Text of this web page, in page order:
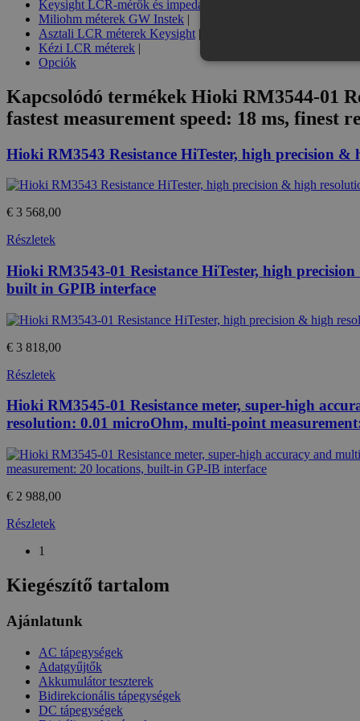
Keysight LCR-mérők és impedanciaanalízis megoldások
Miliohm méterek GW Instek |
Asztali LCR méterek Keysight |
Kézi LCR méterek |
Opciók
Kapcsolódó termékek Hioki RM3544-01
fastest measurement speed: 18 ms,
Hioki RM3543 Resistance HiTester, high precision
€ 3 568,00
Részletek
Hioki RM3543-01 Resistance HiTester, high
built in GPIB interface
€ 3 818,00
Részletek
Hioki RM3545-01 Resistance meter, super-high
resolution: 0.01 microOhm, multi-point
€ 2 988,00
Részletek
1
Kiegészítő tartalom
Ajánlatunk
AC tápegységek
Adatgyűjtők
Akkumulátor teszterek
Bidirekcionális tápegységek
DC tápegységek
Az elengedhetetlenül
.htest.hu
_ga_M6QY2NNW8T .htest.hu
_ga
Név